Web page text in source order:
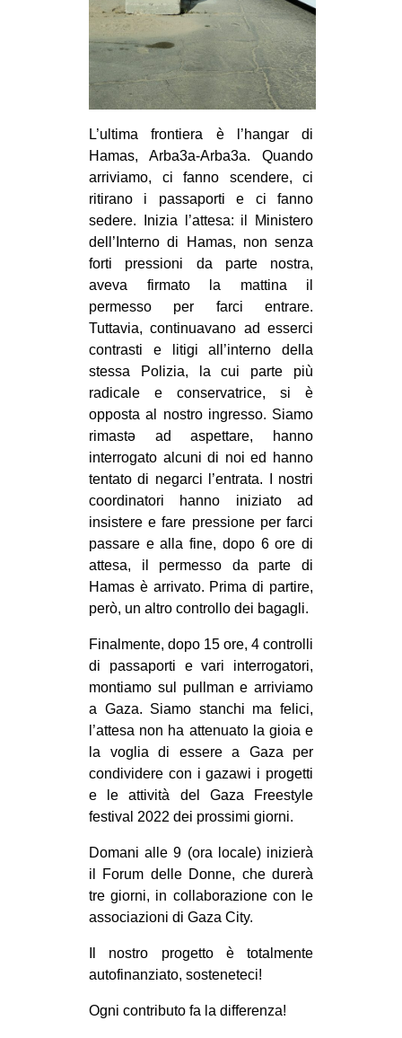
L’ultima frontiera è l’hangar di
Hamas, Arba3a-Arba3a. Quando
arriviamo, ci fanno scendere, ci
ritirano i passaporti e ci fanno
sedere. Inizia l’attesa: il Ministero
dell’Interno di Hamas, non senza
forti pressioni da parte nostra,
aveva firmato la mattina il
permesso per farci entrare.
Tuttavia, continuavano ad esserci
contrasti e litigi all’interno della
stessa Polizia, la cui parte più
radicale e conservatrice, si è
opposta al nostro ingresso. Siamo
rimastə ad aspettare, hanno
interrogato alcuni di noi ed hanno
tentato di negarci l’entrata. I nostri
coordinatori hanno iniziato ad
insistere e fare pressione per farci
passare e alla fine, dopo 6 ore di
attesa, il permesso da parte di
Hamas è arrivato. Prima di partire,
però, un altro controllo dei bagagli.
Finalmente, dopo 15 ore, 4 controlli
di passaporti e vari interrogatori,
montiamo sul pullman e arriviamo
a Gaza. Siamo stanchi ma felici,
l’attesa non ha attenuato la gioia e
la voglia di essere a Gaza per
condividere con i gazawi i progetti
e le attività del Gaza Freestyle
festival 2022 dei prossimi giorni.
Domani alle 9 (ora locale) inizierà
il Forum delle Donne, che durerà
tre giorni, in collaborazione con le
associazioni di Gaza City.
Il nostro progetto è totalmente
autofinanziato, sosteneteci!
Ogni contributo fa la differenza!